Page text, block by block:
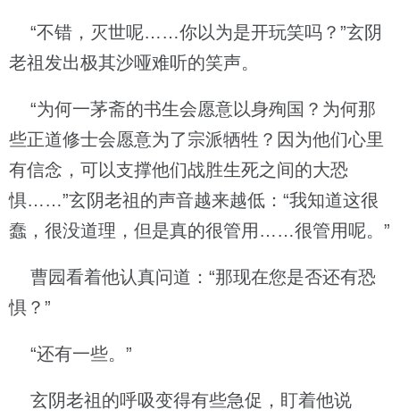
“不错，灭世呢……你以为是开玩笑吗？”玄阴
老祖发出极其沙哑难听的笑声。
“为何一茅斋的书生会愿意以身殉国？为何那
些正道修士会愿意为了宗派牺牲？因为他们心里
有信念，可以支撑他们战胜生死之间的大恐
惧……”玄阴老祖的声音越来越低：“我知道这很
蠢，很没道理，但是真的很管用……很管用呢。”
曹园看着他认真问道：“那现在您是否还有恐
惧？”
“还有一些。”
玄阴老祖的呼吸变得有些急促，盯着他说